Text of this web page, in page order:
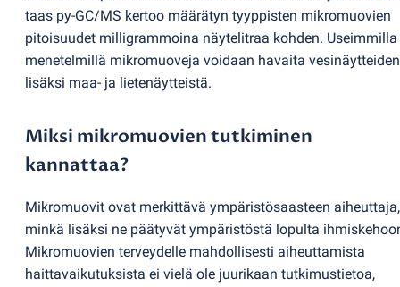
taas py-GC/MS kertoo määrätyn tyyppisten mikromuovien
pitoisuudet milligrammoina näytelitraa kohden. Useimmilla
menetelmillä mikromuoveja voidaan havaita vesinäytteiden
lisäksi maa- ja lietenäytteistä.
Miksi mikromuovien tutkiminen
kannattaa?
Mikromuovit ovat merkittävä ympäristösaasteen aiheuttaja,
minkä lisäksi ne päätyvät ympäristöstä lopulta
Mikromuovien terveydelle mahdollisesti aiheuttamista
haittavaikutuksista ei vielä ole juurikaan tutkimustietoa,